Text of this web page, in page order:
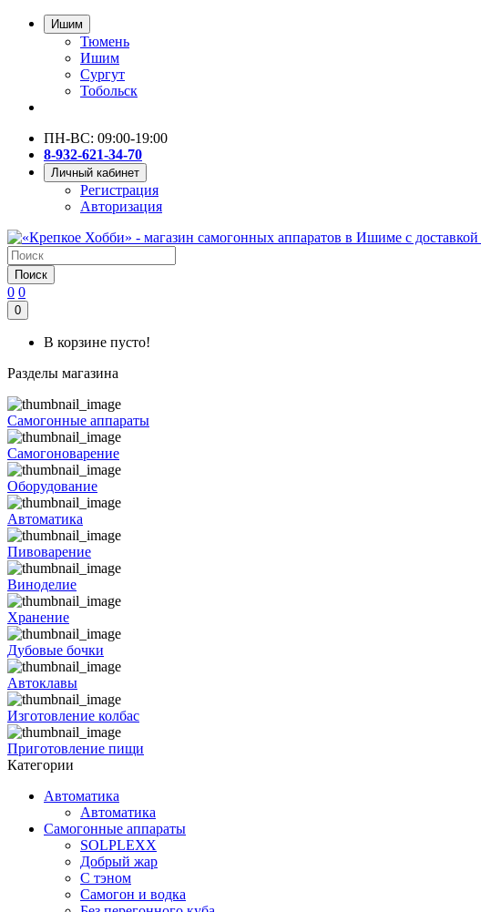
Ишим
Тюмень
Ишим
Сургут
Тобольск
ПН-ВС: 09:00-19:00
8-932-621-34-70
Личный кабинет
Регистрация
Авторизация
Поиск
0 0
0
В корзине пусто!
Разделы магазина
Самогонные аппараты
Самогоноварение
Оборудование
Автоматика
Пивоварение
Виноделие
Хранение
Дубовые бочки
Автоклавы
Изготовление колбас
Приготовление пищи
Категории
Автоматика
Автоматика
Самогонные аппараты
SOLPLEXX
Добрый жар
С тэном
Самогон и водка